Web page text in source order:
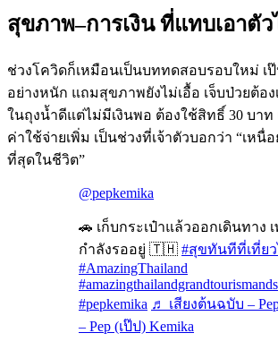
สุขภาพ–การเงิน ที่แทบเอาตั
ช่วงโควิดก็เหมือนเป็นบททดสอบรอบใหม่ เ
อย่างหนัก แถมสุขภาพยังไม่เอื้อ เจ็บป่วยต้อ
ในถุงน้ำดีแต่ไม่มีเงินพอ ต้องใช้สิทธิ์ 30 บา
ค่าใช้จ่ายเพิ่ม เป็นช่วงที่เจ้าตัวบอกว่า “เห
ที่สุดในชีวิต”
@pepkemika
🚗 เก็บกระเป๋าแล้วออกเดินทาง
กำลังรออยู่ 🇹🇭 #สุขทันทีที่เที่ย
#AmazingThailand
#pepkemika ♬ เสียงต้นฉบับ –
– Pep (เป๊ป) Kemika